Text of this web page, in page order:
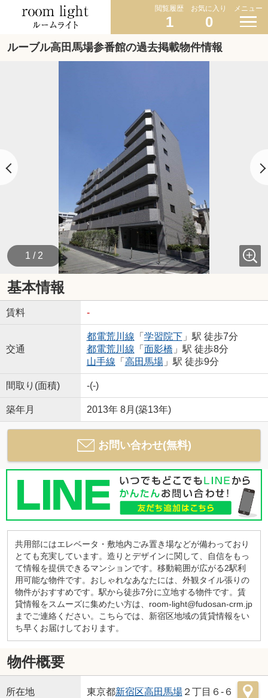
閲覧履歴
1
お気に入り
0
メニュー
ルーブル高田馬場参番館の過去掲載物件情報
1 / 2
基本情報
賃料 -
交通
都電荒川線 「 学習院下」駅 徒歩7分
都電荒川線 「 面影橋 」駅 徒歩8分
山手線 「 高田馬場」駅 徒歩9分
間取り(面積) -(-)
築年月 2013年 8月(築13年)
お問い合わせ(無料)
共用部にはエレベータ・敷地内ごみ置き場などが備わっており
とても充実しています。造りとデザインに関して、自信をもっ
て情報を提供できるマンションです。移動範囲が広がる2駅利
用可能な物件です。おしゃれなあなたには、外観タイル張りの
物件がおすすめです。駅から徒歩7分に立地する物件です。賃
貸情報をスムーズに集めたい方は、room-light@fudosan-crm.jp
までご連絡ください。こちらでは、新宿区地域の賃貸情報をい
ち早くお届けしております。
物件概要
所在地 東京都新宿区高田馬場２丁目６-６